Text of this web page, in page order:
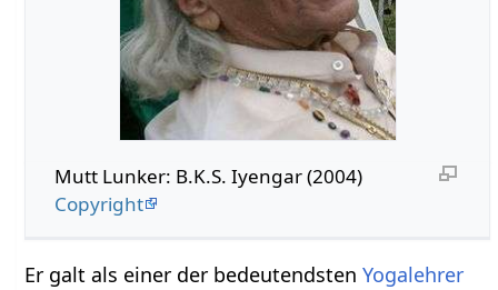
Mutt Lunker: B.K.S. Iyengar (2004)
Copyright
Er galt als einer der bedeutendstenYogalehrer